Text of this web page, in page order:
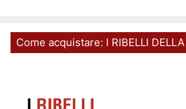
Come acquistare: I RIBELLI